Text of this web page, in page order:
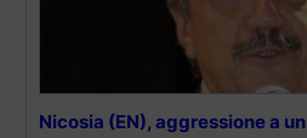
Nicosia (EN), aggressione a